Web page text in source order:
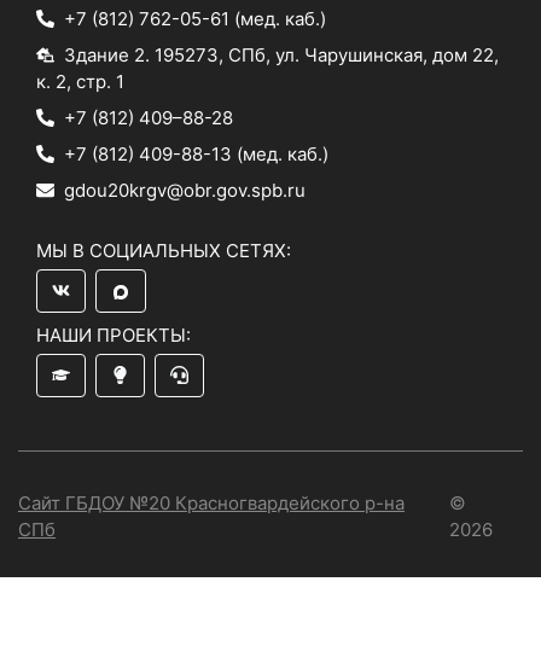
+7 (812) 762-05-61 (мед. каб.)
Здание 2. 195273, СПб, ул. Чарушинская, дом 22,
к. 2, стр. 1
+7 (812) 409–88-28
+7 (812) 409-88-13 (мед. каб.)
gdou20krgv@obr.gov.spb.ru
МЫ В СОЦИАЛЬНЫХ СЕТЯХ:
НАШИ ПРОЕКТЫ:
Сайт ГБДОУ №20 Красногвардейского р-на
СПб
©
2026